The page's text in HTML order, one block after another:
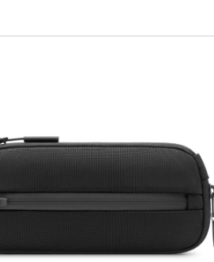
Précédent
Image
-
rangement